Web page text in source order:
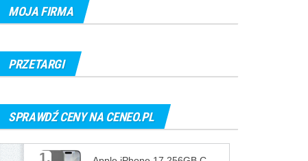
MOJA FIRMA
PRZETARGI
SPRAWDŹ CENY NA CENEO.PL
1.